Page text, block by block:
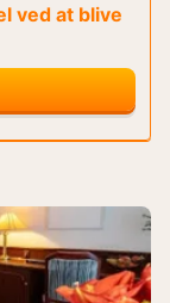
ved at blive